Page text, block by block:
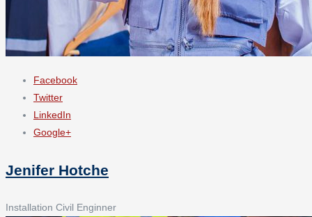
Facebook
Twitter
LinkedIn
Google+
Jenifer Hotche
Installation Civil Enginner